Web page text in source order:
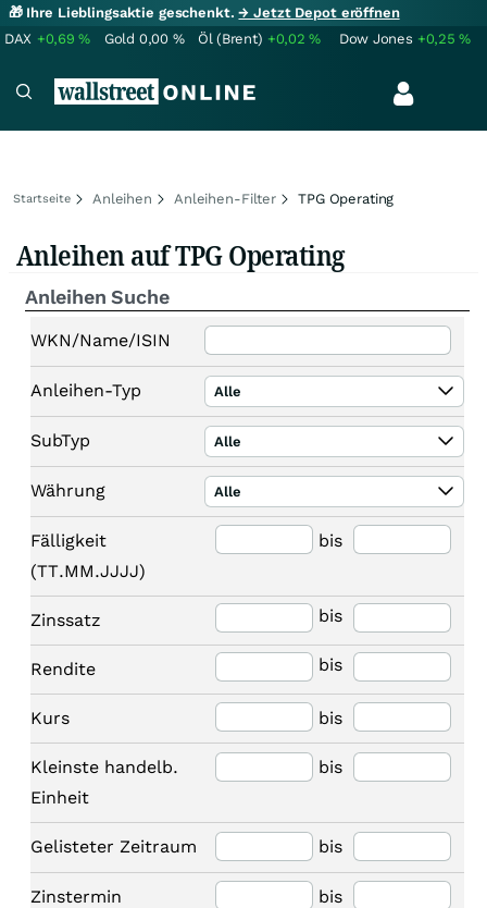
🎁 Ihre Lieblingsaktie geschenkt.→ Jetzt Depot eröffnen
DAX +0,69% Gold 0,00 % Öl (Brent) +0,02% Dow Jones +0,25%
Startseite Anleihen Anleihen-Filter TPG Operating
Anleihen auf TPG Operating
Anleihen Suche
WKN/Name/ISIN
Anleihen-Typ Alle
SubTyp Alle
Währung Alle
Fälligkeit
(TT.MM.JJJJ)
bis
Zinssatz bis
Rendite bis
Kurs bis
Kleinste handelb.
Einheit
bis
Gelisteter Zeitraum bis
Zinstermin bis